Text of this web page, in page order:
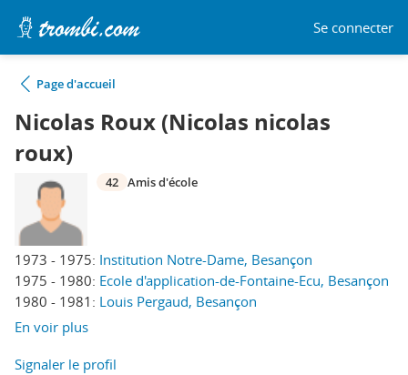
Se connecter
Page d'accueil
Nicolas Roux (Nicolas nicolas
roux)
1973 - 1975: Institution Notre-Dame, Besançon
1975 - 1980: Ecole d'application-de-Fontaine-Ecu, Besançon
1980 - 1981: Louis Pergaud, Besançon
En voir plus
42 Amis d'école
Signaler le profil